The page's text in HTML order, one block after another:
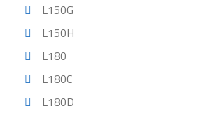
L150G
L150H
L180
L180C
L180D